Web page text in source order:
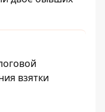
взятки